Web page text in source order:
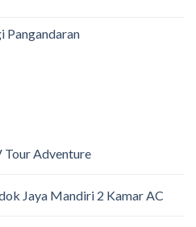
Pangandaran
Tour Adventure
Jaya Mandiri 2 Kamar AC